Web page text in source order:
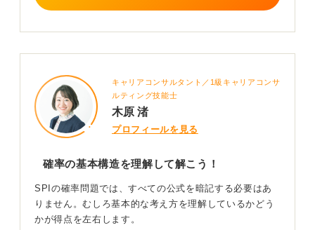
キャリアコンサルタント／1級キャリアコンサ
ルティング技能士
木原 渚
プロフィールを見る
確率の基本構造を理解して解こう！
SPIの確率問題では、すべての公式を暗記する必要はあ
りません。むしろ基本的な考え方を理解しているかどう
かが得点を左右します。